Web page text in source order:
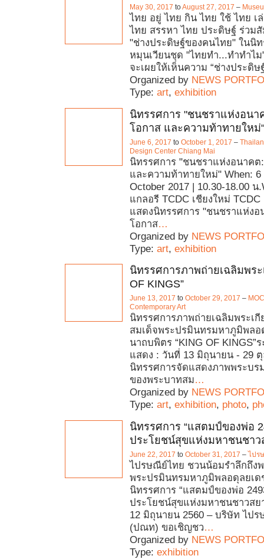
May 30, 2017 toAugust 27, 2017 –
ไทย อยู่ ไทย กิน ไทย ใช้ ไทย เ
ไทย สรรหา ไทย ประดิษฐ์ ร่วม
"ช่างประดิษฐ์ของคนไทย" ในนิ
หมุนเวียนชุด "ไทยทำ...ทำทำไ
จะเผยให้เห็นความ “ช่างประดิษ
Organized by NEWS
Type: art, exhibition
นิทรรศการ "ชนชราแห่งอนา
โอกาส และความท้าทายใหม่"
June 6, 2017 to October 1, 2017 –
Design Center Chiang Mai
นิทรรศการ "ชนชราแห่งอนาคต
และความท้าทายใหม่" When: 6
October 2017 | 10.30-18.00 น
แกลอรี TCDC เชียงใหม่
แสดงนิทรรศการ "ชนชราแห่ง
โอกาส…
Organized by NEWS
Type: art, exhibition
นิทรรศการภาพถ่ายเฉลิมพระ
OF KINGS”
June 13, 2017 to October 29, 2017 –
Contemporary Art
นิทรรศการภาพถ่ายเฉลิมพระเ
สมเด็จพระปรมินทรมหาภูมิพลอ
นาถบพิตร “KING OF KINGS”
แสดง : วันที่ 13 มิถุนายน - 29
นิทรรศการจัดแสดงภาพพระบ
ของพระบาทสม…
Organized by NEWS
Type: art, exhibition, photo,
นิทรรศการ “แสตมป์ของพ่อ
ประโยชน์สุขแห่งมหาชนชาว
June 22, 2017 to October 31, 2017 – ไปร
ไปรษณีย์ไทย ชวนน้อมรำลึกถึง
พระปรมินทรมหาภูมิพลอดุลยเด
นิทรรศการ “แสตมป์ของพ่อ
ประโยชน์สุขแห่งมหาชนชาวสย
12 มิถุนายน 2560 – บริษัท ไป
(ปณท) ขอเชิญชว…
Organized by NEWS
Type: exhibition